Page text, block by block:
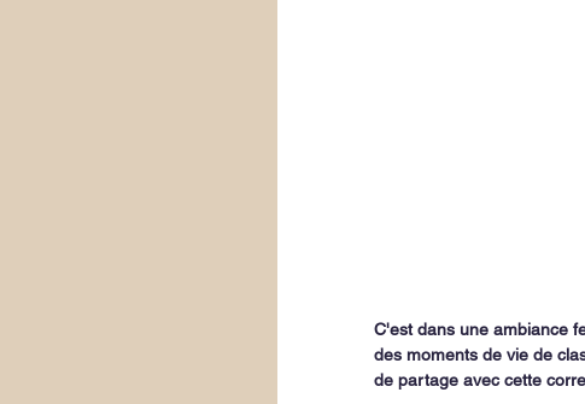
C'est dans une ambiance
des moments de vie de
de partage avec cette